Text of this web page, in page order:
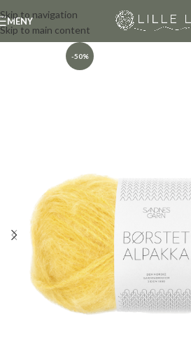
Skip to navigation
Skip to main content
MENY
-50%